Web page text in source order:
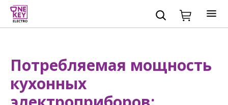
Потребляемая мощность
кухонных